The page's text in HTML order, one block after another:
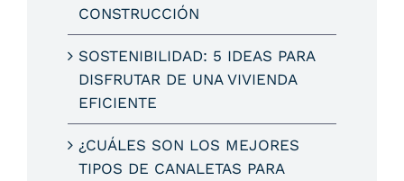
CONSTRUCCIÓN
SOSTENIBILIDAD: 5 IDEAS PARA
DISFRUTAR DE UNA VIVIENDA
EFICIENTE
¿CUÁLES SON LOS MEJORES
TIPOS DE CANALETAS PARA